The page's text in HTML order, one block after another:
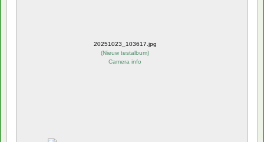
20251023_103617.jpg
(Nieuw testalbum)
Camera info